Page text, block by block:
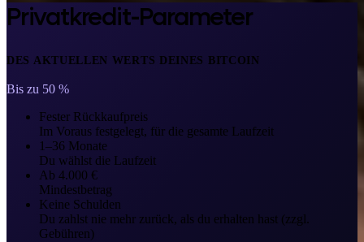
Privatkredit-Parameter
DES AKTUELLEN WERTS DEINES BITCOIN
Bis zu 50 %
Fester Rückkaufpreis
Im Voraus festgelegt, für die gesamte Laufzeit
1–36 Monate
Du wählst die Laufzeit
Ab 4.000 €
Mindestbetrag
Keine Schulden
Du zahlst nie mehr zurück, als du erhalten hast (zzgl.
Gebühren)